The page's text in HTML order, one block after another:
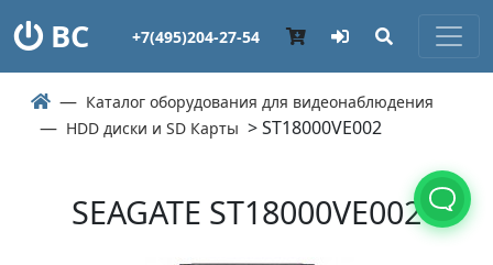
ВС +7(495)204-27-54
Каталог оборудования для видеонаблюдения
HDD диски и SD Карты > ST18000VE002
SEAGATE ST18000VE002